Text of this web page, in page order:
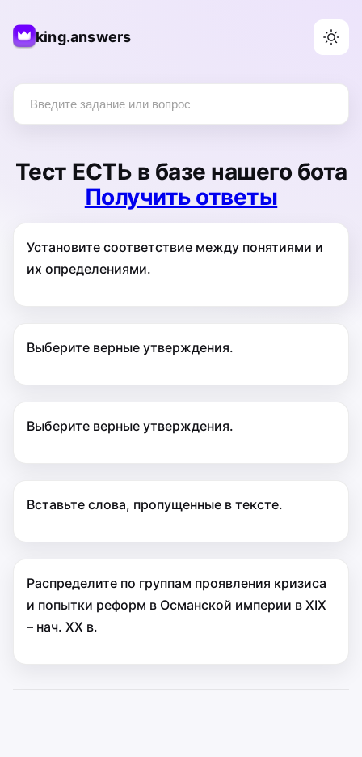
king.answers
Тест ЕСТЬ в базе нашего бота
Получить ответы
Установите соответствие между понятиями и
их определениями.
Выберите верные утверждения.
Выберите верные утверждения.
Вставьте слова, пропущенные в тексте.
Распределите по группам проявления кризиса
и попытки реформ в Османской империи в XIX
– нач. XX в.